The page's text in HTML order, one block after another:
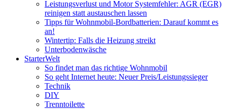
Leistungsverlust und Motor Systemfehler: AGR (EGR)
reinigen statt austauschen lassen
Tipps für Wohnmobil-Bordbatterien: Darauf kommt es
an!
Wintertip: Falls die Heizung streikt
Unterbodenwäsche
StarterWelt
So findet man das richtige Wohnmobil
So geht Internet heute: Neuer Preis/Leistungssieger
Technik
DIY
Trenntoilette